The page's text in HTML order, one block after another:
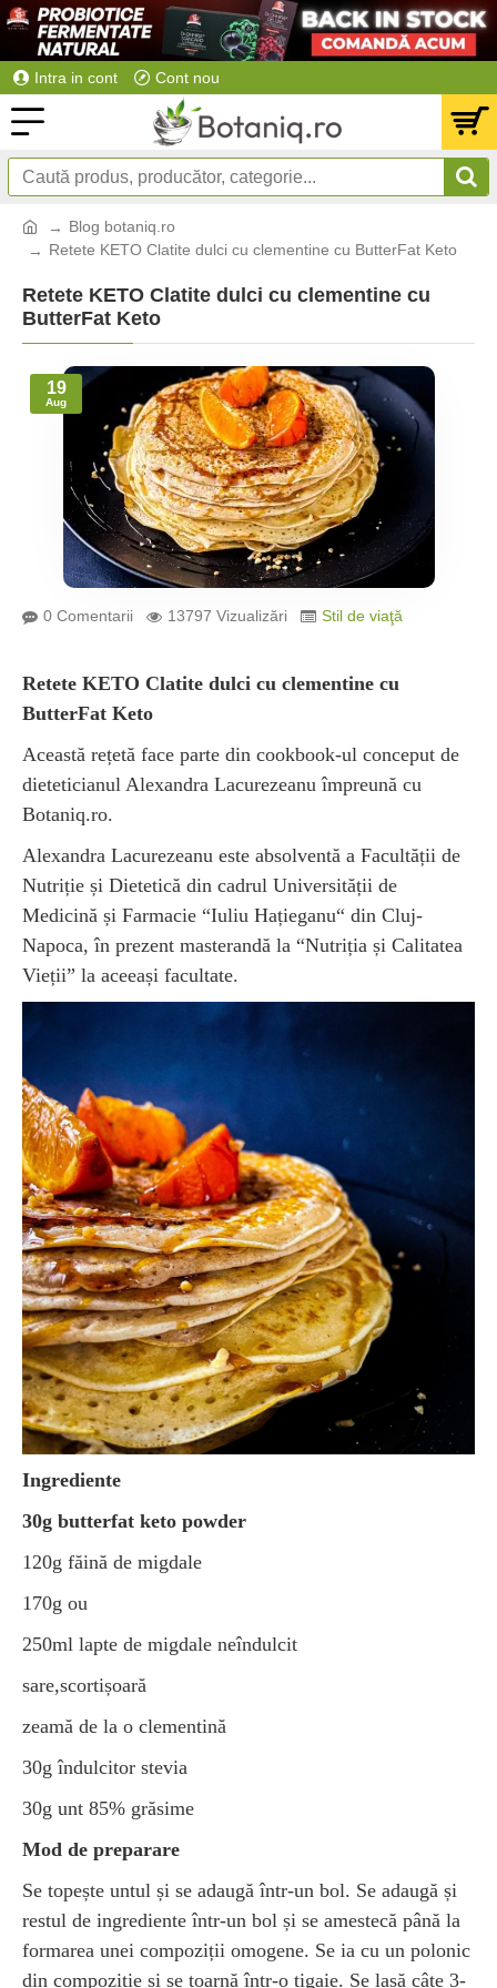
Intra in cont Cont nou
Blog botaniq.ro
Retete KETO Clatite dulci cu clementine cu ButterFat Keto
Retete KETO Clatite dulci cu clementine cu
ButterFat Keto
19
Aug
0 Comentarii 13797 Vizualizări Stil de viaţă
Retete KETO Clatite dulci cu clementine cu
ButterFat Keto
Această rețetă face parte din cookbook-ul conceput de
dieteticianul Alexandra Lacurezeanu împreună cu
Botaniq.ro.
Alexandra Lacurezeanu este absolventă a Facultății de
Nutriție și Dietetică din cadrul Universității de
Medicină și Farmacie “Iuliu Hațieganu“ din Cluj-
Napoca, în prezent masterandă la “Nutriția și Calitatea
Vieții” la aceeași facultate.
Ingrediente
30g butterfat keto powder
120g făină de migdale
170g ou
250ml lapte de migdale neîndulcit
sare,scortișoară
zeamă de la o clementină
30g îndulcitor stevia
30g unt 85% grăsime
Mod de preparare
Se topește untul și se adaugă într-un bol. Se adaugă și
restul de ingrediente într-un bol și se amestecă până la
formarea unei compoziții omogene. Se ia cu un polonic
din compoziție și se toarnă într-o tigaie. Se lasă câte 3-